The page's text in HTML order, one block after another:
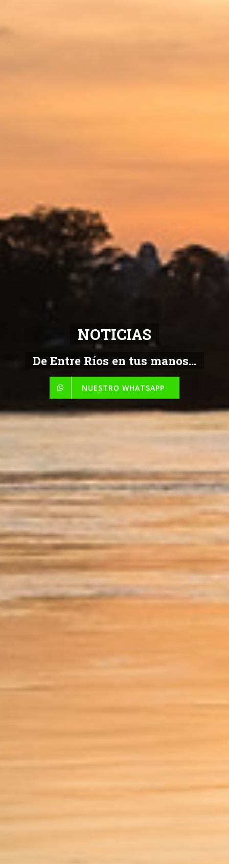
NOTICIAS
De Entre Ríos en tus manos...
NUESTRO WHATSAPP